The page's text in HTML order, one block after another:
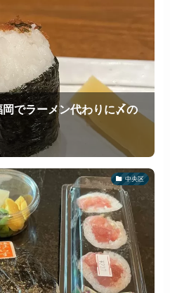
でラーメン代わりに〆の
中央区